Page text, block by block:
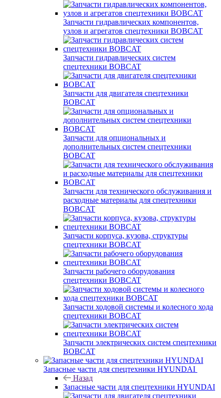
Запчасти гидравлических компонентов,
узлов и агрегатов спецтехники BOBCAT
Запчасти гидравлических систем
спецтехники BOBCAT
Запчасти для двигателя спецтехники
BOBCAT
Запчасти для опциональных и
дополнительных систем спецтехники
BOBCAT
Запчасти для технического обслуживания и
расходные материалы для спецтехники
BOBCAT
Запчасти корпуса, кузова, структуры
спецтехники BOBCAT
Запчасти рабочего оборудования
спецтехники BOBCAT
Запчасти ходовой системы и колесного хода
спецтехники BOBCAT
Запчасти электрических систем спецтехники
BOBCAT
Запасные части для спецтехники HYUNDAI
Назад
Запасные части для спецтехники HYUNDAI